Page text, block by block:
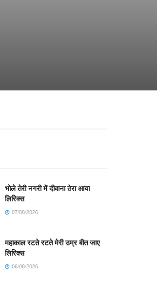
भोले तेरी नगरी में दीवाना तेरा आया
लिरिक्स
07/08/2026
महाकाल रटते रटते मेरी उम्र बीत जाए
लिरिक्स
06/08/2026